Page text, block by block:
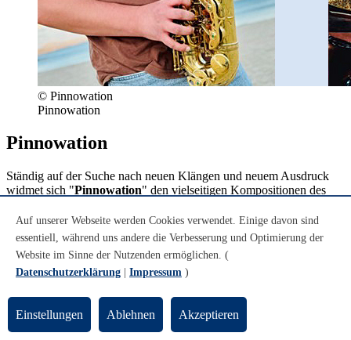
© Pinnowation
Pinnowation
Pinnowation
Ständig auf der Suche nach neuen Klängen und neuem Ausdruck
widmet sich "Pinnowation" den vielseitigen Kompositionen des
Formation vereint traditionelle Ansätze des Jazz mit modernen
Elementen aus verschiedenen Stilrichtungen. Inspiriert durch Jazz-
Größen von Bill Evans bis Esbjörn Svenssson entsteht eine
mitreißende Klangwelt aus zarten lyrischen Momenten und
groovigen Passagen. Pinnows Spiel zeichnet sich durch eine
Melodieführung aus, die von der Band gezielt unterstützt und
kontrastiert wird. Gekonnt eröffnet das Quartett emotionale
Momente im immerwährenden Austausch miteinander und dem
Auf unserer Webseite werden Cookies verwendet. Einige davon sind
essentiell, während uns andere die Verbesserung und Optimierung der
Website im Sinne der Nutzenden ermöglichen. (
Datenschutzerklärung
Impressum )
Einstellungen Ablehnen Akzeptieren